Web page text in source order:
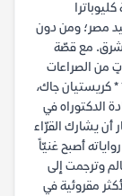
مصر؛ ومن دون
مع قصّة
من الصراعات
* كريستيان جاك،
الدكتوراه في
أن يشارك القرّاء
أصبح غنيّاً
وترجمت إلى
مقروئية في